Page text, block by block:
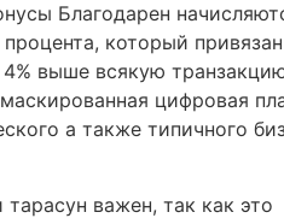
Благодарен
который
выше всякую
цифровая
а также типичного
важен, так как это